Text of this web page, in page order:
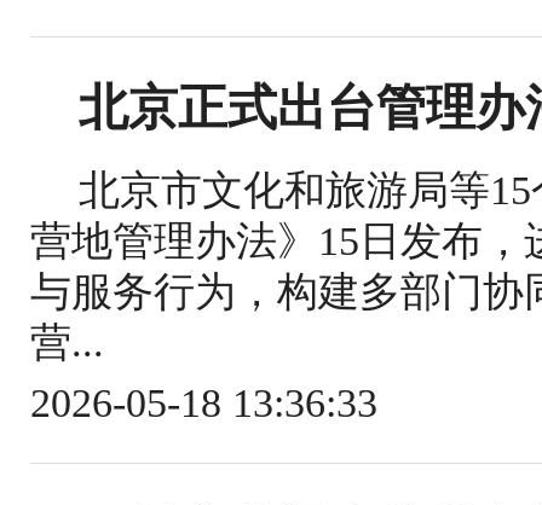
北京正式出台管理
北京市文化和旅游局等
营地管理办法》15日发布
与服务行为，构建多部门
营...
2026-05-18 13:36:33